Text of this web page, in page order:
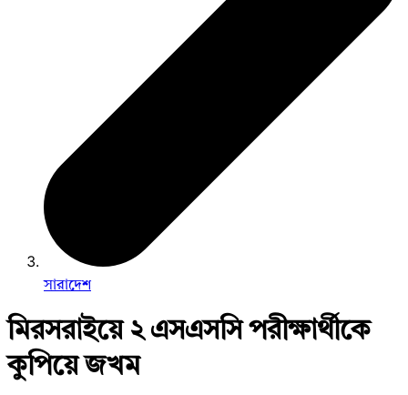
সারাদেশ
মিরসরাইয়ে ২ এসএসসি পরীক্ষার্থীকে
কুপিয়ে জখম